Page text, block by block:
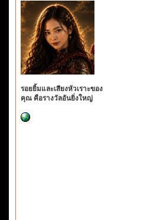
รอยยิ้มและเสียงหัวเราะของ
คุณ คือรางวัลอันยิ่งใหญ่